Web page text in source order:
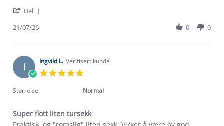
N.
21
2026
fornøyd
Del
Nicolay
on
21
Jul
21/07/26 0 0
I Ingvild L. Verifisert kunde
rating
Størrelse Normal
Super flott liten tursekk
Review
review